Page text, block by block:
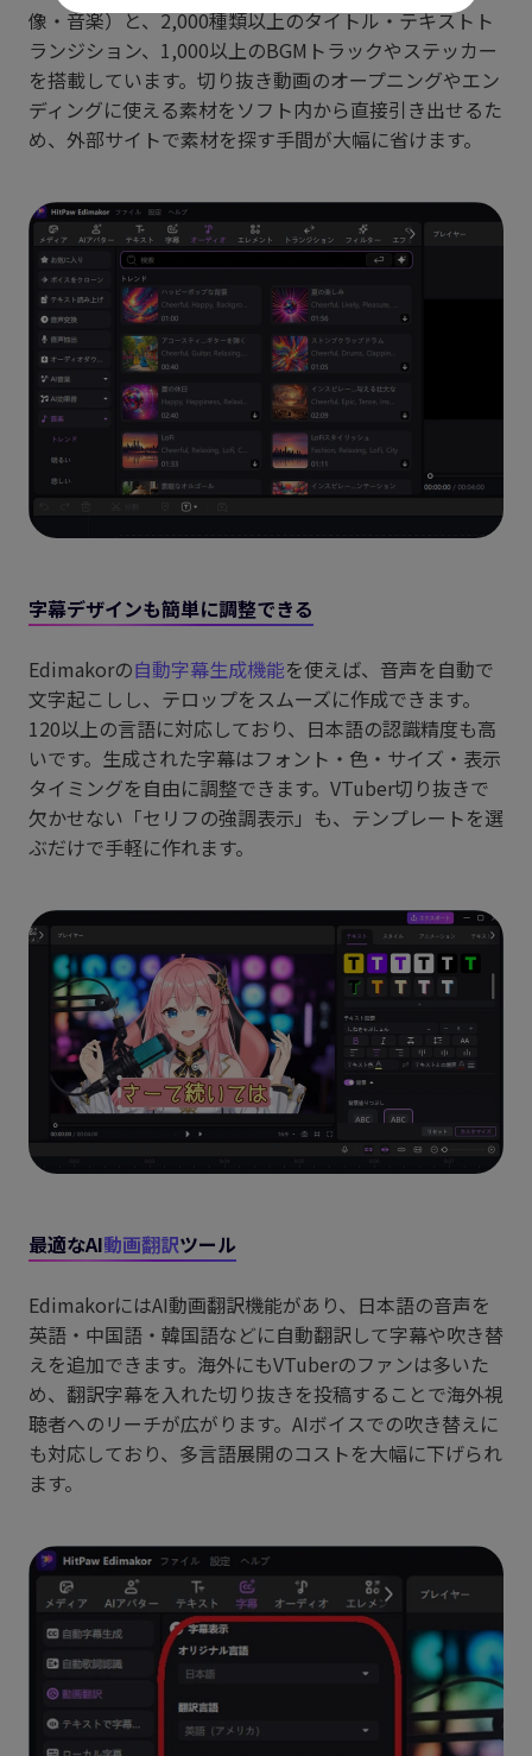
像・音楽）と、2,000種類以上のタイトル・テキストト
ランジション、1,000以上のBGMトラックやステッカー
を搭載しています。切り抜き動画のオープニングやエン
ディングに使える素材をソフト内から直接引き出せるた
め、外部サイトで素材を探す手間が大幅に省けます。
字幕デザインも簡単に調整できる
Edimakorの自動字幕生成機能を使えば、音声を自動で
文字起こしし、テロップをスムーズに作成できます。
120以上の言語に対応しており、日本語の認識精度も高
いです。生成された字幕はフォント・色・サイズ・表示
タイミングを自由に調整できます。VTuber切り抜きで
欠かせない「セリフの強調表示」も、テンプレートを選
ぶだけで手軽に作れます。
最適なAI動画翻訳ツール
EdimakorにはAI動画翻訳機能があり、日本語の音声を
英語・中国語・韓国語などに自動翻訳して字幕や吹き替
えを追加できます。海外にもVTuberのファンは多いた
め、翻訳字幕を入れた切り抜きを投稿することで海外視
聴者へのリーチが広がります。AIボイスでの吹き替えに
も対応しており、多言語展開のコストを大幅に下げられ
ます。